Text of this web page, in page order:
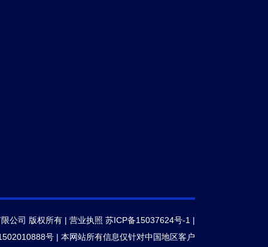
公司 版权所有 | 营业执照 苏ICP备15037624号-1 |
号| 本网站所有信息仅针对中国地区客户